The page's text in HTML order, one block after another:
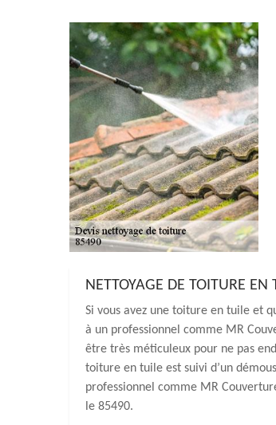
NETTOYAGE DE TOITURE
Si vous avez une toiture en tuile et
à un professionnel comme MR
être très méticuleux pour ne pas
toiture en tuile est suivi d’un
professionnel comme MR
le 85490.